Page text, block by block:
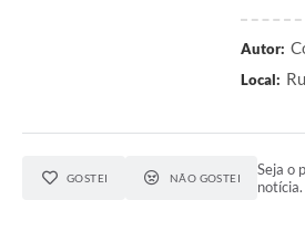
Autor:
Local:
GOSTEI NÃO GOSTEI
Seja o
notícia.